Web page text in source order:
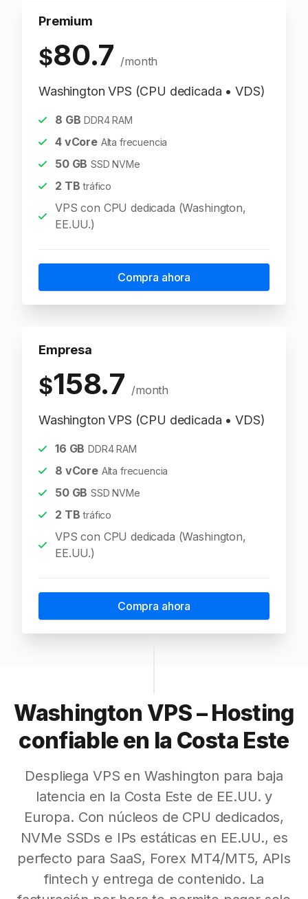
Premium
$80.7 /month
Washington VPS (CPU dedicada • VDS)
8 GB DDR4 RAM
4vCore Alta frecuencia
50GB SSD NVMe
2 TB tráfico
VPS con CPU dedicada (Washington,
EE.UU.)
Compra ahora
Empresa
$158.7 /month
Washington VPS (CPU dedicada • VDS)
16 GB DDR4 RAM
8 vCore Alta frecuencia
50GB SSD NVMe
2 TB tráfico
VPS con CPU dedicada (Washington,
EE.UU.)
Compra ahora
Washington VPS – Hosting
confiable en la Costa Este
Despliega VPS en Washington para baja
latencia en la Costa Este de EE.UU. y
Europa. Con núcleos de CPU dedicados,
NVMe SSDs e IPs estáticas en EE.UU., es
perfecto para SaaS, Forex MT4/MT5, APIs
fintech y entrega de contenido. La